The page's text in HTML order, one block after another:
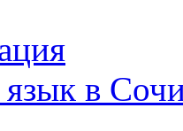
язык в